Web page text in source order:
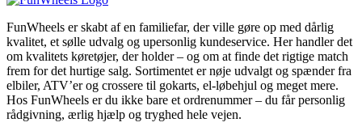
FunWheels er skabt af en familiefar, der ville gøre op med dårlig
kvalitet, et sølle udvalg og upersonlig kundeservice. Her handler det
om kvalitets køretøjer, der holder – og om at finde det rigtige match
frem for det hurtige salg. Sortimentet er nøje udvalgt og spænder fra
elbiler, ATV’er og crossere til gokarts, el-løbehjul og meget mere.
Hos FunWheels er du ikke bare et ordrenummer – du får personlig
rådgivning, ærlig hjælp og tryghed hele vejen.